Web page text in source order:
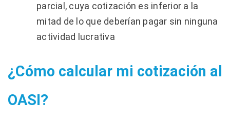
parcial, cuya cotización es inferior a la
mitad de lo que deberían pagar sin ninguna
actividad lucrativa
¿Cómo calcular mi cotización al
OASI?